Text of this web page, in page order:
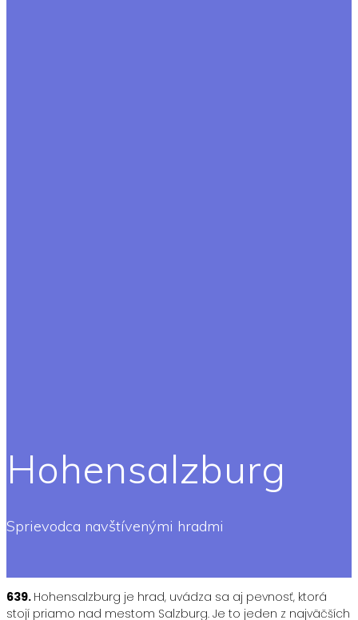
Hohensalzburg
Sprievodca navštívenými hradmi
639. Hohensalzburg je hrad, uvádza sa aj pevnosť, ktorá
stojí priamo nad mestom Salzburg. Je to jeden z najväčších